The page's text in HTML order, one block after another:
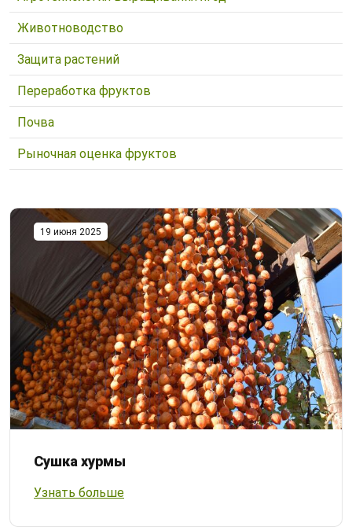
Животноводство
Защита растений
Переработка фруктов
Почва
Рыночная оценка фруктов
19 июня 2025
Сушка хурмы
Узнать больше